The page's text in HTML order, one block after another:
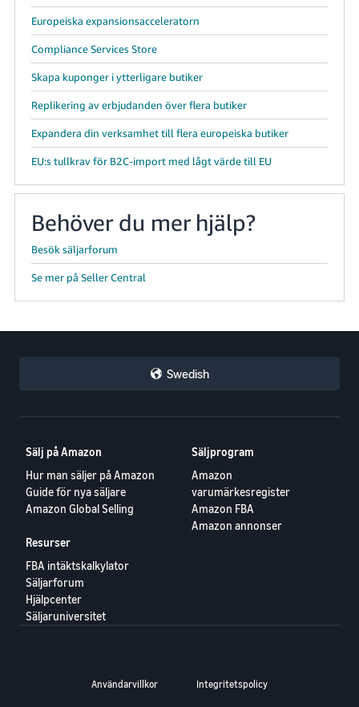
Europeiska expansionsacceleratorn
Compliance Services Store
Skapa kuponger i ytterligare butiker
Replikering av erbjudanden över flera butiker
Expandera din verksamhet till flera europeiska butiker
EU:s tullkrav för B2C-import med lågt värde till EU
Behöver du mer hjälp?
Besök säljarforum
Se mer på Seller Central
Swedish
Sälj på Amazon
Hur man säljer på Amazon
Guide för nya säljare
Amazon Global Selling
Säljprogram
Amazon
varumärkesregister
Amazon FBA
Amazon annonser
Resurser
FBA intäktskalkylator
Säljarforum
Hjälpcenter
Säljaruniversitet
Användarvillkor Integritetspolicy